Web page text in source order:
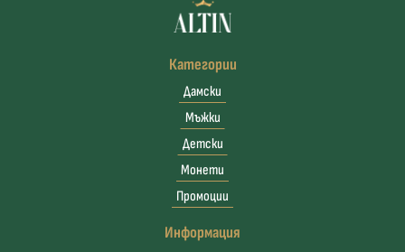
Категории
Дамски
Мъжки
Детски
Монети
Промоции
Информация